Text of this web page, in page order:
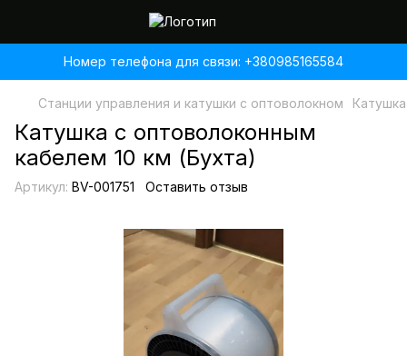
Номер телефона для связи: +380985165584
Станции управления и катушки с оптоволокном
Катушка с оптоволоконным
кабелем 10 км (Бухта)
Артикул: BV-001751 Оставить отзыв